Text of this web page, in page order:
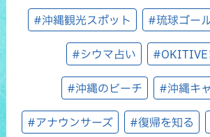
#沖縄観光スポット #琉球ゴー
#シウマ占い #OKITIVE
#沖縄のビーチ #沖縄キ
#アナウンサーズ #復帰を知る